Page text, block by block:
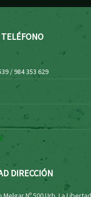
/ 984 353 629
DIRECCIÓN